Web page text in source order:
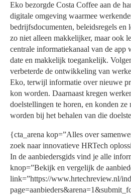
Eko bezorgde Costa Coffee aan de
digitale omgeving waarmee
bedrijfsdocumenten, beleidsregels en
zo niet alleen makkelijker, maar ook
centrale informatiekanaal van de
date en makkelijk toegankelijk.
verbeterde de ontwikkeling van
Eko, terwijl informatie over nieuwe
kon worden. Daarnaast kregen
doelstellingen te horen, en konden
worden bij het behalen van die
{cta_arena kop=”Alles over
zoek naar innovatieve HRTech
In de aanbiedersgids vind je alle
knop=”Bekijk en vergelijk de
link=”https://www.hrtechreview.nl/